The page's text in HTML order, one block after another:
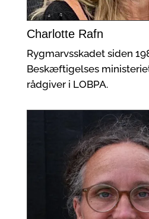
Charlotte Rafn
Rygmarvsskadet siden
Beskæftigelses
rådgiver i LOBPA.